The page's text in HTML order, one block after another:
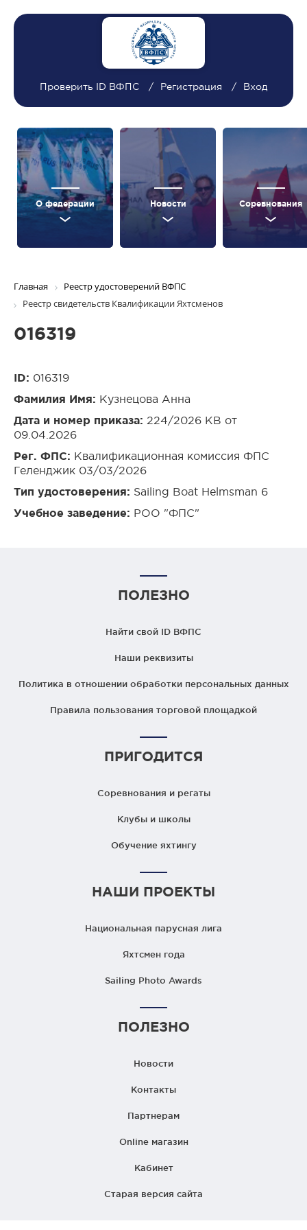
Проверить ID ВФПС Регистрация Вход
О федерации Новости Соревнования
Главная
Реестр удостоверений ВФПС
Реестр свидетельств Квалификации Яхтсменов
016319
ID: 016319
Фамилия Имя: Кузнецова Анна
Дата и номер приказа: 224/2026 КВ от
09.04.2026
Рег. ФПС: Квалификационная комиссия ФПС
Геленджик 03/03/2026
Тип удостоверения: Sailing Boat Helmsman 6
Учебное заведение: РОО "ФПС"
ПОЛЕЗНО
Найти свой ID ВФПС
Наши реквизиты
Политика в отношении обработки персональных данных
Правила пользования торговой площадкой
ПРИГОДИТСЯ
Соревнования и регаты
Клубы и школы
Обучение яхтингу
НАШИ ПРОЕКТЫ
Национальная парусная лига
Яхтсмен года
Sailing Photo Awards
ПОЛЕЗНО
Новости
Контакты
Партнерам
Online магазин
Кабинет
Старая версия сайта